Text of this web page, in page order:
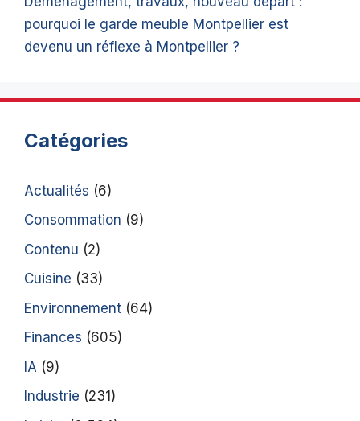
pourquoi le garde meuble Montpellier est
devenu un réflexe à Montpellier ?
Catégories
Actualités (6)
Consommation (9)
Contenu (2)
Cuisine (33)
Environnement (64)
Finances (605)
IA (9)
Industrie (231)